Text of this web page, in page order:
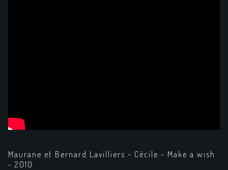
Maurane et Bernard Lavilliers - Cécile - Make a wish
- 2010